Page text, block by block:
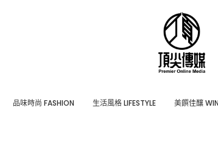
品味時尚 FASHION ⽣活風格 LIFESTYLE 美饌佳釀